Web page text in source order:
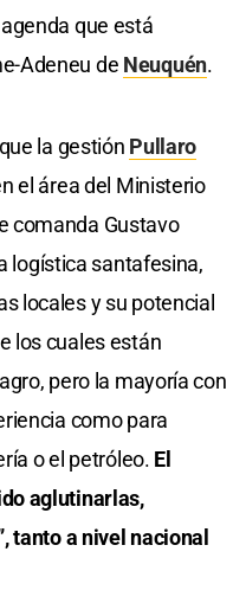
que está
Adeneu de Neuquén.
la gestión Pullaro
el área del Ministerio
comanda Gustavo
logística santafesina,
locales y su potencial
los cuales están
pero la mayoría con
como para
o el petróleo. El
aglutinarlas,
tanto a nivel nacional